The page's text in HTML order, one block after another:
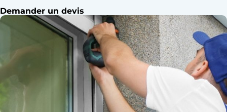
Demander un devis